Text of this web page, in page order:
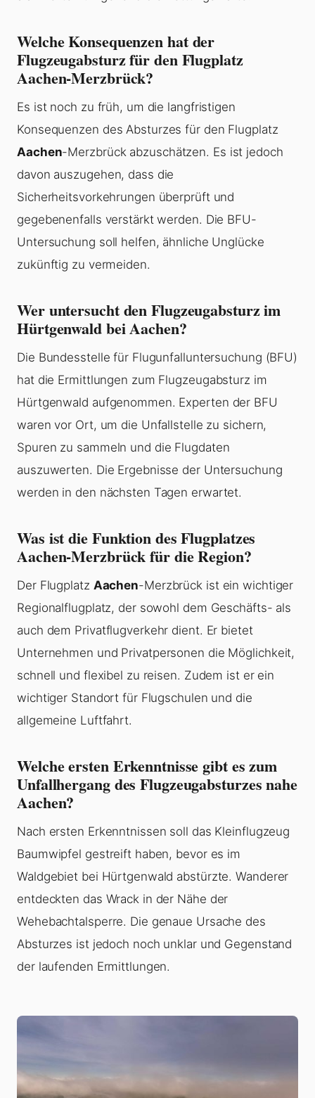
Welche Konsequenzen hat der
Flugzeugabsturz für den Flugplatz
Aachen-Merzbrück?
Es ist noch zu früh, um die langfristigen
Konsequenzen des Absturzes für den Flugplatz
Aachen-Merzbrück abzuschätzen. Es ist jedoch
davon auszugehen, dass die
Sicherheitsvorkehrungen überprüft und
gegebenenfalls verstärkt werden. Die BFU-
Untersuchung soll helfen, ähnliche Unglücke
zukünftig zu vermeiden.
Wer untersucht den Flugzeugabsturz im
Hürtgenwald bei Aachen?
Die Bundesstelle für Flugunfalluntersuchung (BFU)
hat die Ermittlungen zum Flugzeugabsturz im
Hürtgenwald aufgenommen. Experten der BFU
waren vor Ort, um die Unfallstelle zu sichern,
Spuren zu sammeln und die Flugdaten
auszuwerten. Die Ergebnisse der Untersuchung
werden in den nächsten Tagen erwartet.
Was ist die Funktion des Flugplatzes
Aachen-Merzbrück für die Region?
Der Flugplatz Aachen-Merzbrück ist ein wichtiger
Regionalflugplatz, der sowohl dem Geschäfts- als
auch dem Privatflugverkehr dient. Er bietet
Unternehmen und Privatpersonen die Möglichkeit,
schnell und flexibel zu reisen. Zudem ist er ein
wichtiger Standort für Flugschulen und die
allgemeine Luftfahrt.
Welche ersten Erkenntnisse gibt es zum
Unfallhergang des Flugzeugabsturzes nahe
Aachen?
Nach ersten Erkenntnissen soll das Kleinflugzeug
Baumwipfel gestreift haben, bevor es im
Waldgebiet bei Hürtgenwald abstürzte. Wanderer
entdeckten das Wrack in der Nähe der
Wehebachtalsperre. Die genaue Ursache des
Absturzes ist jedoch noch unklar und Gegenstand
der laufenden Ermittlungen.